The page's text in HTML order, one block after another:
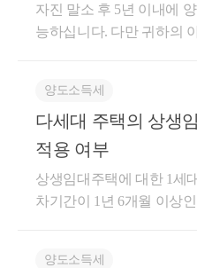
6403-9250으
주시
1위 (117,000건 이상 답변
융 콘텐츠 필진- 한국경제
재무회계팀- 세무법인 넥스
을 각각 1개씩 소유하고
택재건축사업 시행기간
법 시행령 제156조의 2 제
로 보아 같은 법 시행령 제
하며, 이 경우 대체주택은
을 적용하지 않는 것입니
산-0780, 2020.8.30.귀 사
관리 처분계획인가일 이
를 통한 약 25억 이상 세금
리' 상담 및 후기 1위 (약
한국경제필진- 서울시 마
팀- ㈜현대중공업 세무기
말소일 현재 의무임대기간
태라면 거주주택 비과세
00% 양도세 비과세는 불
일 이후에 B주택에서 2년
A주택 양도일 이후의 기간
용받을 수 있습니다. 해당
어려울 수 있으니, 아래 국
담을 원하실 경우에는 전
자진 말소 후 5년 이내에
능하십니다. 다만 귀하의 아파트가 임대주택 비과세
2. 지방자치단체 및 세무
할 것 3. 임대 개시 당시 기
충족할 것 비과세 부분은 양도소득세에 미치는 영향이
드립니다. 감사합니다.
양도소득세
다세대 주택의 상생
적용 여부
상생임대주택에 대한 1세
차기간이 1년 6개월 이상
양도소득세